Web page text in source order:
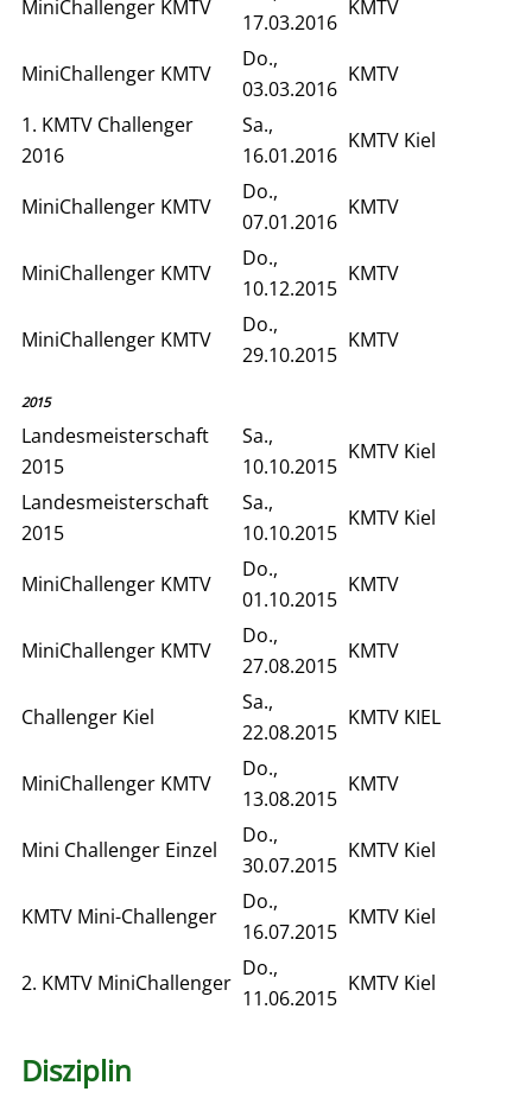
MiniChallenger KMTV
17.03.2016
KMTV
MiniChallenger KMTV
Do.,
03.03.2016
KMTV
1. KMTV Challenger
2016
Sa.,
16.01.2016
KMTV Kiel
MiniChallenger KMTV
Do.,
07.01.2016
KMTV
MiniChallenger KMTV
Do.,
10.12.2015
KMTV
MiniChallenger KMTV
Do.,
29.10.2015
KMTV
2015
Landesmeisterschaft
2015
Sa.,
10.10.2015
KMTV Kiel
Landesmeisterschaft
2015
Sa.,
10.10.2015
KMTV Kiel
MiniChallenger KMTV
Do.,
01.10.2015
KMTV
MiniChallenger KMTV
Do.,
27.08.2015
KMTV
Challenger Kiel
Sa.,
22.08.2015
KMTV KIEL
MiniChallenger KMTV
Do.,
13.08.2015
KMTV
Mini Challenger Einzel
Do.,
30.07.2015
KMTV Kiel
KMTV Mini-Challenger
Do.,
16.07.2015
KMTV Kiel
2. KMTV MiniChallenger
Do.,
11.06.2015
KMTV Kiel
Disziplin